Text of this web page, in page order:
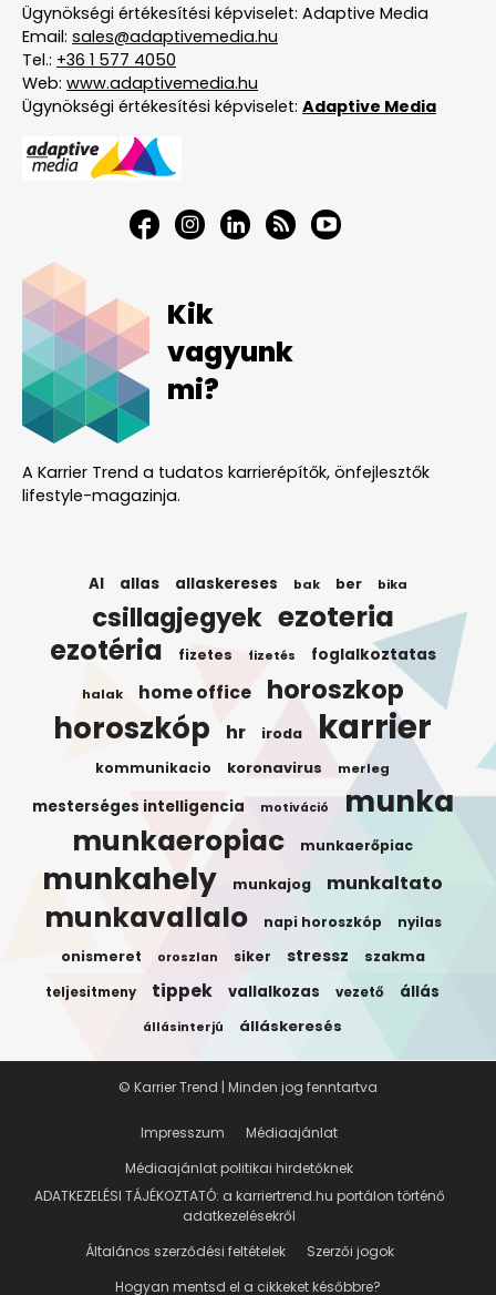
Ügynökségi értékesítési képviselet: Adaptive Media
Email: sales@adaptivemedia.hu
Tel.: +36 1 577 4050
Web: www.adaptivemedia.hu
Ügynökségi értékesítési képviselet: Adaptive Media
Kik
vagyunk
mi?
A Karrier Trend a tudatos karrierépítők, önfejlesztők
lifestyle-magazinja.
AI allas allaskereses bak ber bika
csillagjegyek ezoteria
ezotéria fizetes fizetés foglalkoztatas
halak home office horoszkop
horoszkóp hr iroda karrier
kommunikacio koronavirus merleg
mesterséges intelligencia motiváció munka
munkaeropiac munkaerőpiac
munkahely munkajog munkaltato
munkavallalo napi horoszkóp nyilas
onismeret oroszlan siker stressz szakma
teljesitmeny tippek vallalkozas vezető állás
állásinterjú álláskeresés
Impresszum
Médiaajánlat
Médiaajánlat politikai hirdetőknek
ADATKEZELÉSI TÁJÉKOZTATÓ: a karriertrend.hu portálon történő
adatkezelésekről
Általános szerződési feltételek
Szerzői jogok
Hogyan mentsd el a cikkeket későbbre?
© Karrier Trend | Minden jog fenntartva